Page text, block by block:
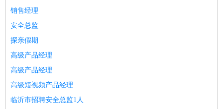
销售经理
安全总监
探亲假期
高级产品经理
高级产品经理
高级短视频产品经理
临沂市招聘安全总监1人